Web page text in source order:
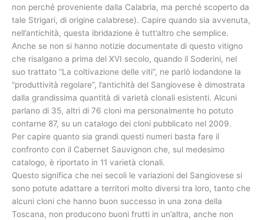
non perché proveniente dalla Calabria, ma perché scoperto da
tale Strigari, di origine calabrese). Capire quando sia avvenuta,
nell’antichità, questa ibridazione è tutt’altro che semplice.
Anche se non si hanno notizie documentate di questo vitigno
che risalgano a prima del XVI secolo, quando il Soderini, nel
suo trattato “La coltivazione delle viti”, ne parlò lodandone la
“produttività regolare”, l’antichità del Sangiovese è dimostrata
dalla grandissima quantità di varietà clonali esistenti. Alcuni
parlano di 35, altri di 76 cloni ma personalmente ho potuto
contarne 87, su un catalogo dei cloni pubblicato nel 2009.
Per capire quanto sia grandi questi numeri basta fare il
confronto con il Cabernet Sauvignon che, sul medesimo
catalogo, è riportato in 11 varietà clonali.
Questo significa che nei secoli le variazioni del Sangiovese si
sono potute adattare a territori molto diversi tra loro, tanto che
alcuni cloni che hanno buon successo in una zona della
Toscana, non producono buoni frutti in un’altra, anche non